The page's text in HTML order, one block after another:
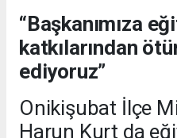
“Başkanımıza
katkılarından
ediyoruz”
Onikişubat İlçe
Harun Kurt da